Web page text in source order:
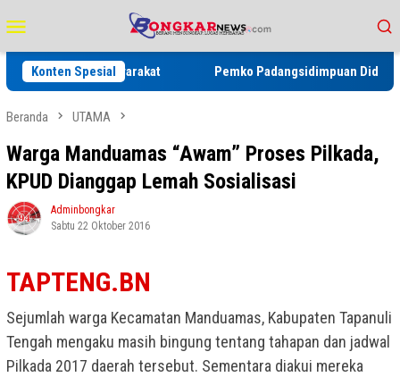
ke
kontenMobile
Konten Spesial
serta Masyarakat Pemko Padangsidimpuan Diduga Abaikan
Beranda UTAMA
Warga Manduamas “Awam” Proses Pilkada,
KPUD Dianggap Lemah Sosialisasi
Adminbongkar
Sabtu 22 Oktober 2016
TAPTENG.BN
Sejumlah warga Kecamatan Manduamas, Kabupaten Tapanuli
Tengah mengaku masih bingung tentang tahapan dan jadwal
Pilkada 2017 daerah tersebut. Sementara diakui mereka